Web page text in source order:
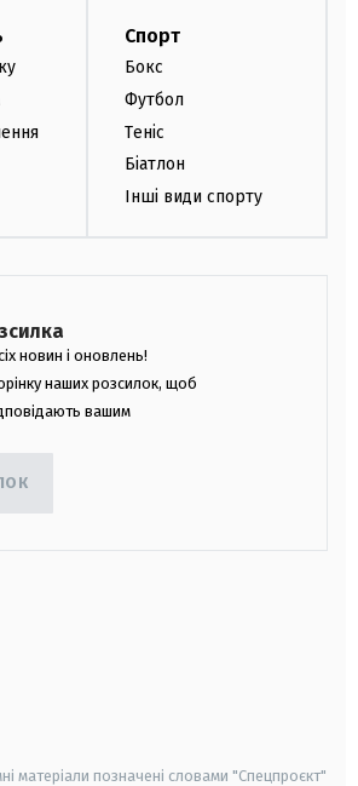
Спорт
Бокс
Футбол
Теніс
Біатлон
Інші види спорту
новин і оновлень!
наших розсилок, щоб
вашим
матеріали позначені словами "Спецпроєкт"